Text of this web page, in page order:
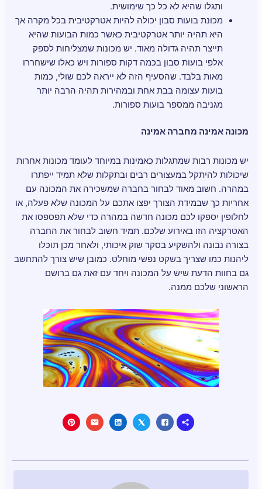
ותגלו שהיא לא כל כך שימושית.
מכונת בועות סבון יכולה להיות אטרקטיבית בכל מקרה אך
היא תהיה יותר אטרקטיבית כאשר כמות הבועות שהיא
תייצר תהיה גדולה מאוד. יש מכונות שמצליחות לספק
אלפי בועות סבון בכמה דקות ספורות ויש כאלו שישחררו
מאות בלבד. שהסעיף הזה לא ייראה לכם שולי, כמות
בועות עצומה בבת אחת ובמהירות תהיה הרבה יותר
מגניבה ממספר בועות ספורות.
מכונה אמינה מחברה אמינה
יש מכונות רבות שמתגלות כאמינות במיוחד לעומד מכונות אחרות
שיכולות להיתקל במעצורים רבים ובתקלות שלא תמיד ייפתרו
במהרה. חשוב מאוד לבחור בחברה שמשכירה את המכונה עם
אחריות כך שבמידת הצורך יפצו אתכם על המכונה שלא פעלה, או
לחלופין יספקו לכם מכונה חדשה במהרה כדי שלא תפספסו את
האטרקציה הזו באירוע שלכם. תמיד חשוב לבחור את החברה
בצורה נבונה ולהשקיע בסקר שוק איכותי, ולאחר מכן תוכלו
ליהנות כמו שצריך בשקט נפשי מוחלט. כמובן שיש צורך להתחשב
גם בחוות הדעת שיש על המכונה ויחד עם זאת גם ברושם
הראשוני שלכם ממנה.